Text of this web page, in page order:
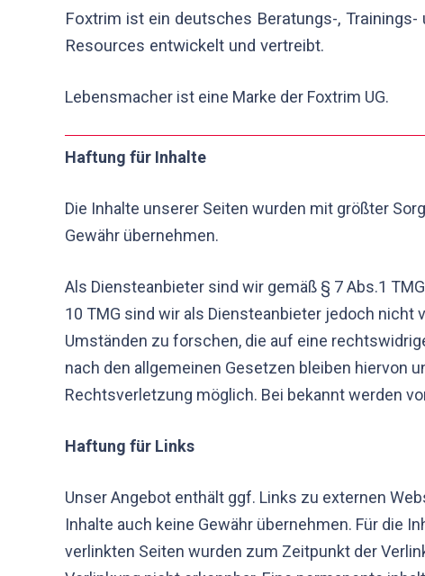
Foxtrim ist ein deutsches Beratungs-,
Resources entwickelt und vertreibt.
Lebensmacher ist eine Marke der Foxtrim UG.
Haftung für Inhalte
Die Inhalte unserer Seiten wurden mit größter
Gewähr übernehmen.
Als Diensteanbieter sind wir gemäß § 7 Abs.1
10 TMG sind wir als Diensteanbieter jedoch
Umständen zu forschen, die auf eine
nach den allgemeinen Gesetzen bleiben hiervon
Rechtsverletzung möglich. Bei bekannt werden
Haftung für Links
Unser Angebot enthält ggf. Links zu externen
Inhalte auch keine Gewähr übernehmen. Für die
verlinkten Seiten wurden zum Zeitpunkt der